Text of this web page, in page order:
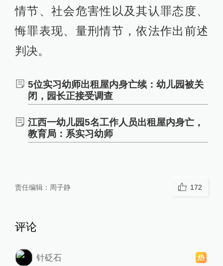
情节、社会危害性以及其认罪态度、
悔罪表现、量刑情节，依法作出前述
判决。
5位实习幼师出租屋内身亡续：幼儿园被关
闭，园长正接受调查
江西一幼儿园5名工作人员出租屋内身亡，
教育局：系实习幼师
责任编辑： 周子静 172
评论
针砭石